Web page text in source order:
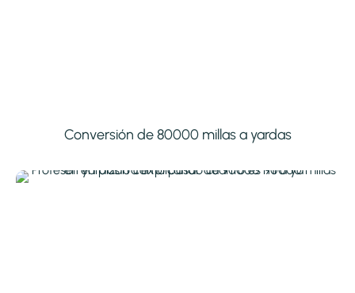
Conversión de 80000 millas a yardas